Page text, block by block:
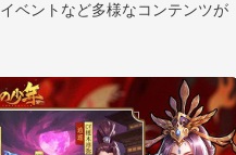
ベントなど多様なコンテンツが